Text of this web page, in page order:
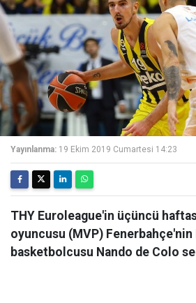
Yayınlanma: 19 Ekim 2019 Cumartesi 14:23
THY Euroleague'in üçüncü
oyuncusu (MVP) Fenerbahçe'nin
basketbolcusu Nando de Colo